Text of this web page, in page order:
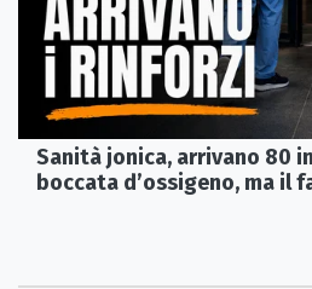
Sanità jonica, arrivano 80
boccata d’ossigeno, ma il